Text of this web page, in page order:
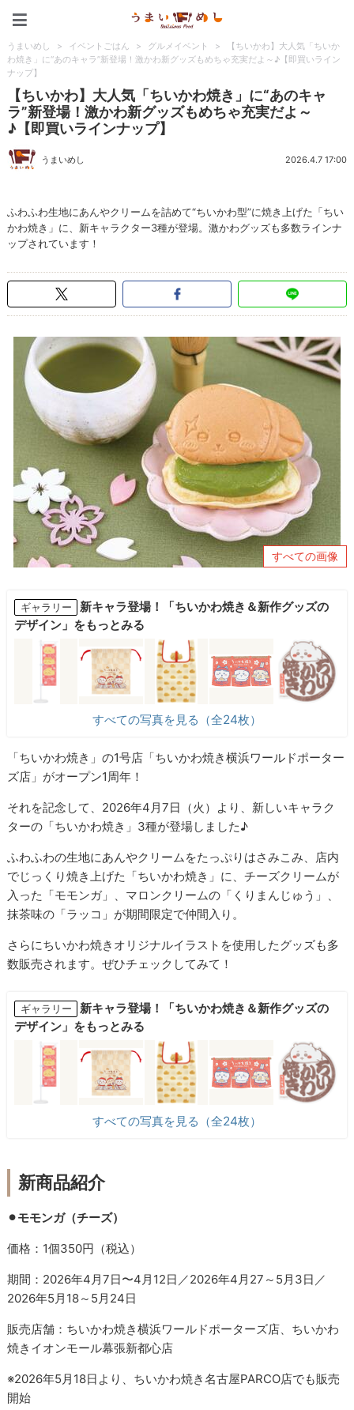
うまいめし > イベントごはん > グルメイベント >
【ちいかわ】大人気「ちいか
わ焼き」に“あのキャラ”新登場！激かわ新グッズもめちゃ充実だよ～♪【即買いライン
ナップ】
【ちいかわ】大人気「ちいかわ焼き」に“あのキャ
ラ”新登場！激かわ新グッズもめちゃ充実だよ～
♪【即買いラインナップ】
うまいめし 2026.4.7 17:00
ふわふわ生地にあんやクリームを詰めて“ちいかわ型”に焼き上げた「ちい
かわ焼き」に、新キャラクター3種が登場。激かわグッズも多数ラインナ
ップされています！
すべての画像
ギャラリー
新キャラ登場！「ちいかわ焼き＆新作グッズの
デザイン」をもっとみる
すべての写真を見る（全24枚）
「ちいかわ焼き」の1号店「ちいかわ焼き横浜ワールドポーター
ズ店」がオープン1周年！
それを記念して、2026年4月7日（火）より、新しいキャラク
ターの「ちいかわ焼き」3種が登場しました♪
ふわふわの生地にあんやクリームをたっぷりはさみこみ、店内
でじっくり焼き上げた「ちいかわ焼き」に、チーズクリームが
入った「モモンガ」、マロンクリームの「くりまんじゅう」、
抹茶味の「ラッコ」が期間限定で仲間入り。
さらにちいかわ焼きオリジナルイラストを使用したグッズも多
数販売されます。ぜひチェックしてみて！
ギャラリー
新キャラ登場！「ちいかわ焼き＆新作グッズの
デザイン」をもっとみる
すべての写真を見る（全24枚）
新商品紹介
⚫︎モモンガ（チーズ）
価格：1個350円（税込）
期間：2026年4月7日〜4月12日／2026年4月27～5月3日／
2026年5月18～5月24日
販売店舗：ちいかわ焼き横浜ワールドポーターズ店、ちいかわ
焼きイオンモール幕張新都心店
※2026年5月18日より、ちいかわ焼き名古屋PARCO店でも販売
開始